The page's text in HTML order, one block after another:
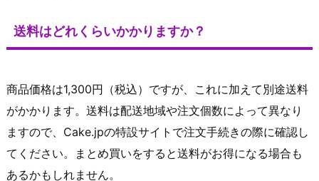
送料はどれくらいかかりますか？
商品価格は1,300円（税込）ですが、これに加えて別途送料
がかかります。送料は配送地域や注文個数によって異なり
ますので、Cake.jpの特設サイトで注文手続きの際に確認し
てください。まとめ買いをすると送料がお得になる場合も
あるかもしれません。